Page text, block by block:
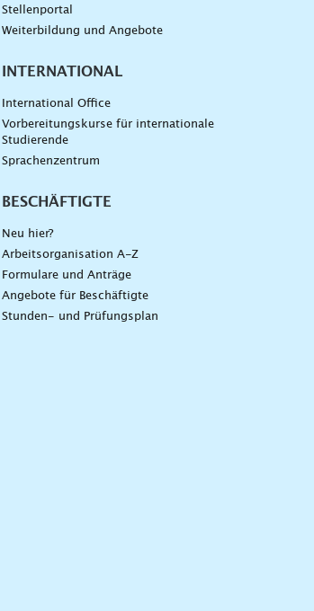
Stellenportal
Weiterbildung und Angebote
INTERNATIONAL
International Office
Vorbereitungskurse für internationale
Studierende
Sprachenzentrum
BESCHÄFTIGTE
Neu hier?
Arbeitsorganisation A-Z
Formulare und Anträge
Angebote für Beschäftigte
Stunden- und Prüfungsplan